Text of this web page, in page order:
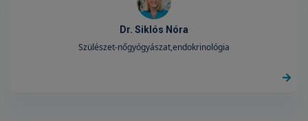
Dr. Siklós Nóra
Szülészet-nőgyógyászat,endokrinológia